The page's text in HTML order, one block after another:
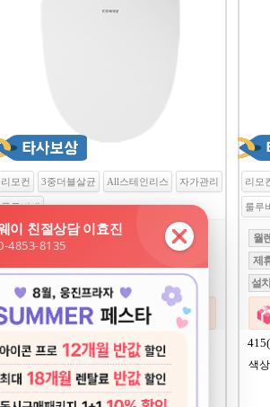
리모컨 3중더블살균 All스테인리스 자가관리
룰루비데
월렌탈료 24,400원 26,900
사은품보기 80,000 P
415(가로) x 542(세로) x 159(높이) ㎜
색상:
리모
룰루
월
제
설
색